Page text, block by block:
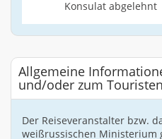
Konsulat abgelehnt
Allgemeine
und/oder zum
Der Reiseveranstalter bzw.
weißrussischen Ministerium